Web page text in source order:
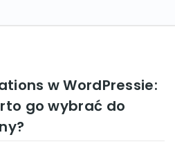
w WordPressie:
go wybrać do